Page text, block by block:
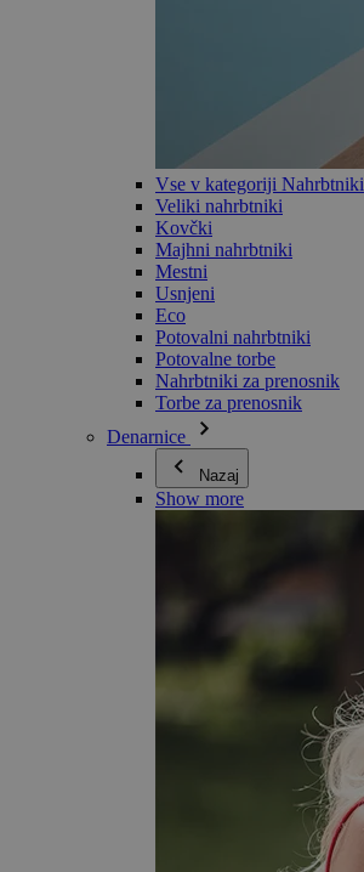
Vse v kategoriji Nahrbtniki
Veliki nahrbtniki
Kovčki
Majhni nahrbtniki
Mestni
Usnjeni
Eco
Potovalni nahrbtniki
Potovalne torbe
Nahrbtniki za prenosnik
Torbe za prenosnik
Denarnice
Nazaj
Show more